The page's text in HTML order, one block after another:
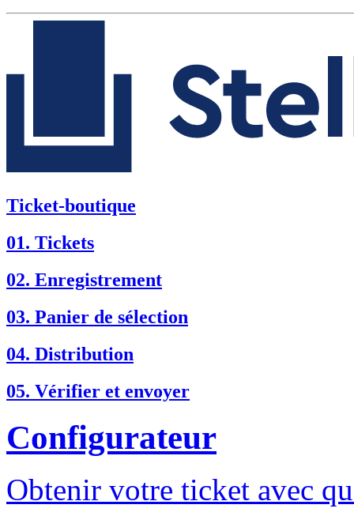
Ticket-boutique
01. Tickets
02. Enregistrement
03. Panier de sélection
04. Distribution
05. Vérifier et envoyer
Configurateur
Obtenir votre ticket avec